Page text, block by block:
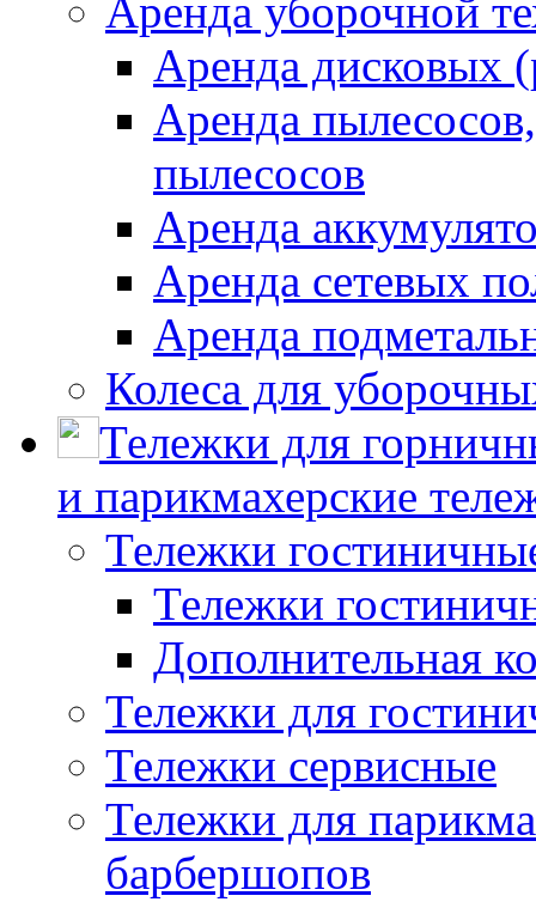
Аренда уборочной
Аренда дисковых
Аренда
пылесосов
Аренда
Аренда сетевых
Аренда
Колеса для
Тележки для
и парикмахерские
Тележки
Тележки
Дополнительная
Тележки для
Тележки сервисные
Тележки для
барбершопов